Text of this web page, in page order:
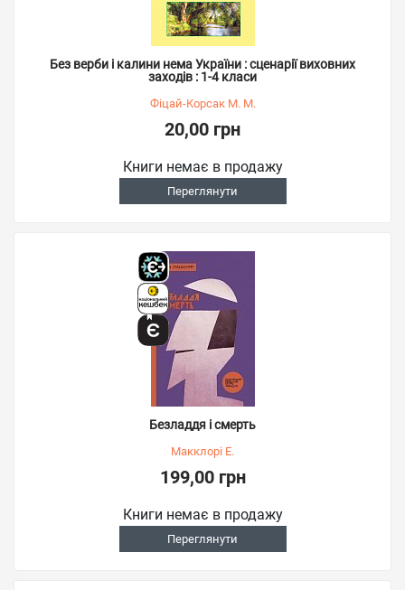
Без верби і калини нема України : сценарії виховних
заходів : 1-4 класи
Фіцай-Корсак М. М.
20,00 грн
Книги немає в продажу
Переглянути
Безладдя і смерть
Макклорі Е.
199,00 грн
Книги немає в продажу
Переглянути